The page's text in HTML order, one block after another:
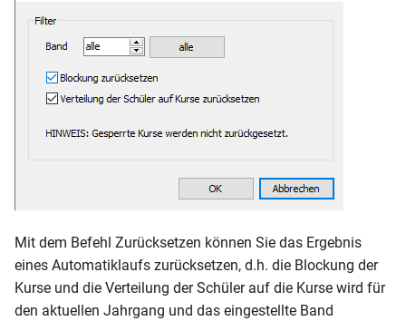
Mit dem Befehl Zurücksetzen können Sie das Ergebnis
eines Automatiklaufs zurücksetzen, d.h. die Blockung der
Kurse und die Verteilung der Schüler auf die Kurse wird für
den aktuellen Jahrgang und das eingestellte Band